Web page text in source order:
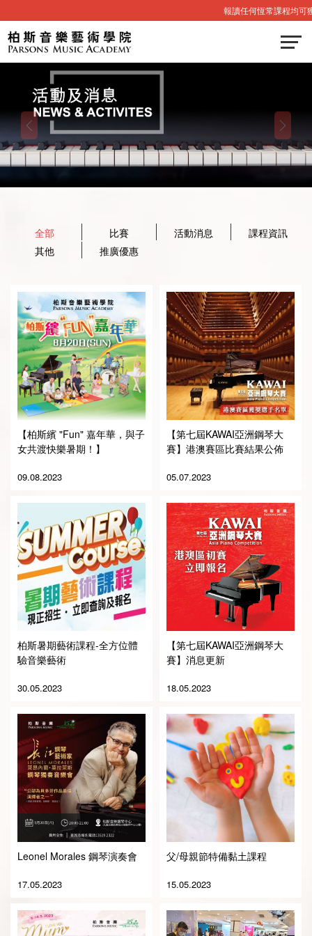
報讀任何恆常課程均可
全部 比賽 活動消息
課程資訊
其他
推廣優惠
【柏斯繽 "Fun" 嘉年華，與子
女共渡快樂暑期！】
09.08.2023
【第七屆KAWAI亞洲鋼琴大
賽】港澳賽區比賽結果公佈
05.07.2023
柏斯暑期藝術課程-全方位體
驗音樂藝術
30.05.2023
【第七屆KAWAI亞洲鋼琴大
賽】消息更新
18.05.2023
Leonel Morales 鋼琴演奏會
17.05.2023
父/母親節特備黏土課程
15.05.2023
English
繁体中文
简体中文
华北区
华南区
华中区